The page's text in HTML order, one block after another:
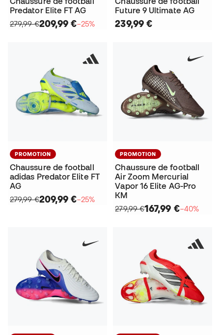
Predator Elite FT AG
279,99 €209,99 €−25%
Future 9 Ultimate AG
239,99 €
PROMOTION
Chaussure de football
adidas Predator Elite FT
AG
279,99 €209,99 €−25%
PROMOTION
Chaussure de football
Air Zoom Mercurial
Vapor 16 Elite AG-Pro
KM
279,99 €167,99 €−40%